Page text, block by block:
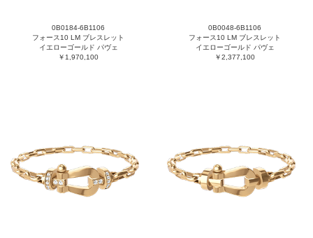
0B0184-6B1106
フォース10 LM ブレスレット
イエローゴールド パヴェ
￥1,970,100
0B0048-6B1106
フォース10 LM ブレスレット
イエローゴールド パヴェ
￥2,377,100